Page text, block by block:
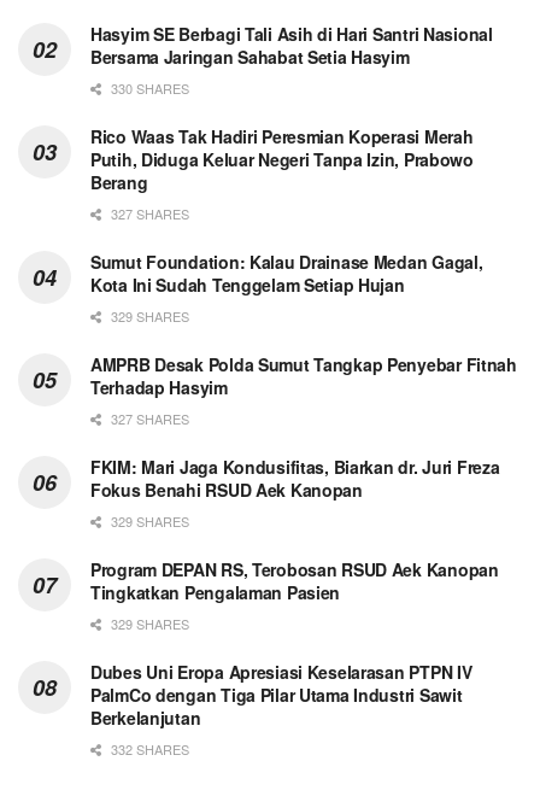
Hasyim SE Berbagi Tali Asih di Hari Santri Nasional
Bersama Jaringan Sahabat Setia Hasyim
330 SHARES
Rico Waas Tak Hadiri Peresmian Koperasi Merah
Putih, Diduga Keluar Negeri Tanpa Izin, Prabowo
Berang
327 SHARES
Sumut Foundation: Kalau Drainase Medan Gagal,
Kota Ini Sudah Tenggelam Setiap Hujan
329 SHARES
AMPRB Desak Polda Sumut Tangkap Penyebar Fitnah
Terhadap Hasyim
327 SHARES
FKIM: Mari Jaga Kondusifitas, Biarkan dr. Juri Freza
Fokus Benahi RSUD Aek Kanopan
329 SHARES
Program DEPAN RS, Terobosan RSUD Aek Kanopan
Tingkatkan Pengalaman Pasien
329 SHARES
Dubes Uni Eropa Apresiasi Keselarasan PTPN IV
PalmCo dengan Tiga Pilar Utama Industri Sawit
Berkelanjutan
332 SHARES